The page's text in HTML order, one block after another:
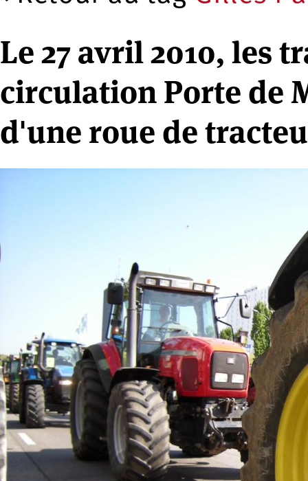
Le 27 avril 2010, les
circulation Porte de
d'une roue de